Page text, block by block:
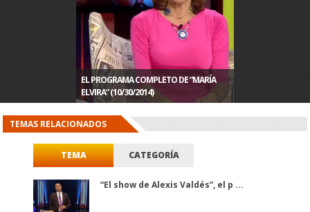
EL PROGRAMA COMPLETO DE “MARÍA
ELVIRA” (10/30/2014)
EL PROGRAMA COMPLETO DE “MARÍA
ELVIRA” (10/29/2014)
EL PROGRAMA COMPLETO DE “MARÍA
ELVIRA” (10/28/2014)
EL PROGRAMA COMPLETO DE “MARÍA
ELVIRA” (10/27/2014)
TEMAS RELACIONADOS
TEMA CATEGORÍA
“El show de Alexis Valdés”, el p ...